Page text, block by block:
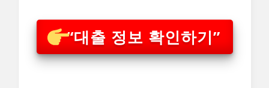
“대출 정보 확인하기”